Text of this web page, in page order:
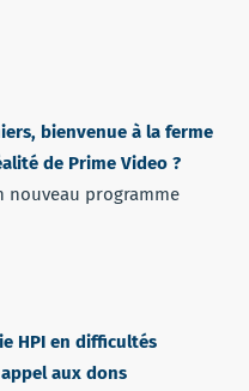
bienvenue à la ferme
de Prime Video ?
nouveau programme
HPI en difficultés
aux dons